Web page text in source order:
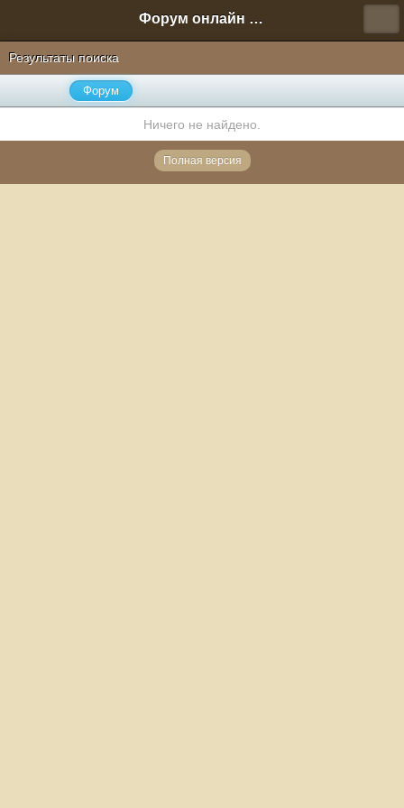
Форум онлайн игры "Новая Эра" (Нюра Биз)
Результаты поиска
Форум
Ничего не найдено.
Полная версия